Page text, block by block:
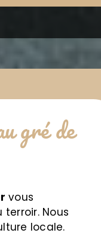
gré de
vous
terroir.Nous
locale.